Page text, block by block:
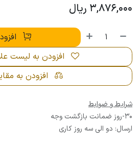
3,876,000 ریال
افزودن به
افزودن به لیست
شرایط و ضوابط
30-روز ضمانت بازگشت وجه
ارسال: دو الی سه روز کاری